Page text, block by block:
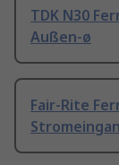
TDK N30
Außen-ø
Fair-Rite